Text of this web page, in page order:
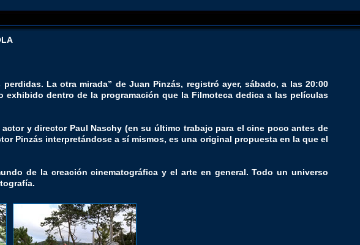
La otra mirada” de Juan Pinzás, registró ayer, sábado, a las 20:00
dentro de la programación que la Filmoteca dedica a las películas
y director Paul Naschy (en su último trabajo para el cine poco antes de
Pinzás interpretándose a sí mismos, es una original propuesta en la que el
de la creación cinematográfica y el arte en general. Todo un universo